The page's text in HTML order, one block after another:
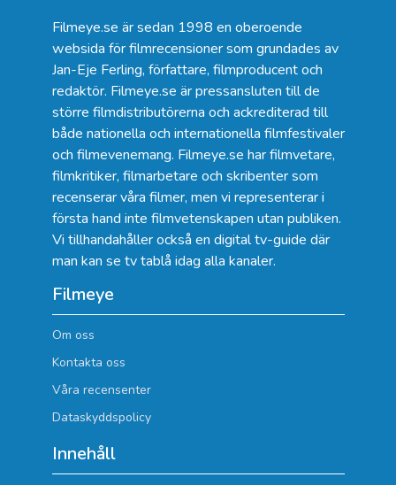
Filmeye.se är sedan 1998 en oberoende
websida för filmrecensioner som grundades av
Jan-Eje Ferling, författare, filmproducent och
redaktör. Filmeye.se är pressansluten till de
större filmdistributörerna och ackrediterad till
både nationella och internationella filmfestivaler
och filmevenemang. Filmeye.se har filmvetare,
filmkritiker, filmarbetare och skribenter som
recenserar våra filmer, men vi representerar i
första hand inte filmvetenskapen utan publiken.
Vi tillhandahåller också en digital tv-guide där
man kan se tv tablå idag alla kanaler.
Filmeye
Om oss
Kontakta oss
Våra recensenter
Dataskyddspolicy
Innehåll